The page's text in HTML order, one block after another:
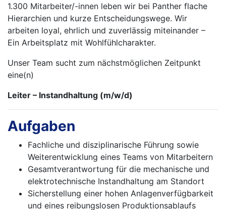
1.300 Mitarbeiter/-innen leben wir bei Panther flache
Hierarchien und kurze Ent­schei­dungswege. Wir
arbeiten loyal, ehrlich und zuverlässig miteinander –
Ein Arbeitsplatz mit Wohlfühlcharakter.
Unser Team sucht zum nächstmöglichen Zeitpunkt
eine(n)
Leiter – Instandhaltung (m/w/d)
Aufgaben
Fachliche und disziplinarische Führung sowie
Weiterentwicklung eines Teams von Mitarbeitern
Gesamtverantwortung für die mechanische und
elektrotechnische Instandhaltung am Standort
Sicherstellung einer hohen Anlagenverfügbarkeit
und eines reibungslosen Produktionsablaufs